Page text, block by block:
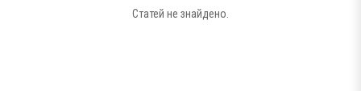
Статей не знайдено.